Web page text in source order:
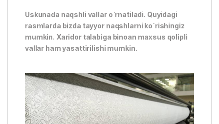
Uskunada naqshli vallar o`rnatiladi. Quyidagi
rasmlarda bizda tayyor naqshlarni ko`rishingiz
mumkin. Xaridor talabiga binoan maxsus qolipli
vallar ham yasattirilishi mumkin.